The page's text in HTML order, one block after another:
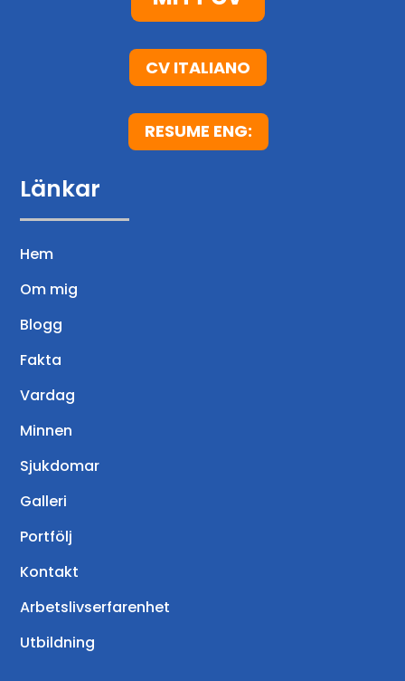
CV ITALIANO
RESUME ENG:
Länkar
Hem
Om mig
Blogg
Fakta
Vardag
Minnen
Sjukdomar
Galleri
Portfölj
Kontakt
Arbetslivserfarenhet
Utbildning